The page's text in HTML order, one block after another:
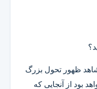
ظهور تحول بزرگ
بود از آنجایی که